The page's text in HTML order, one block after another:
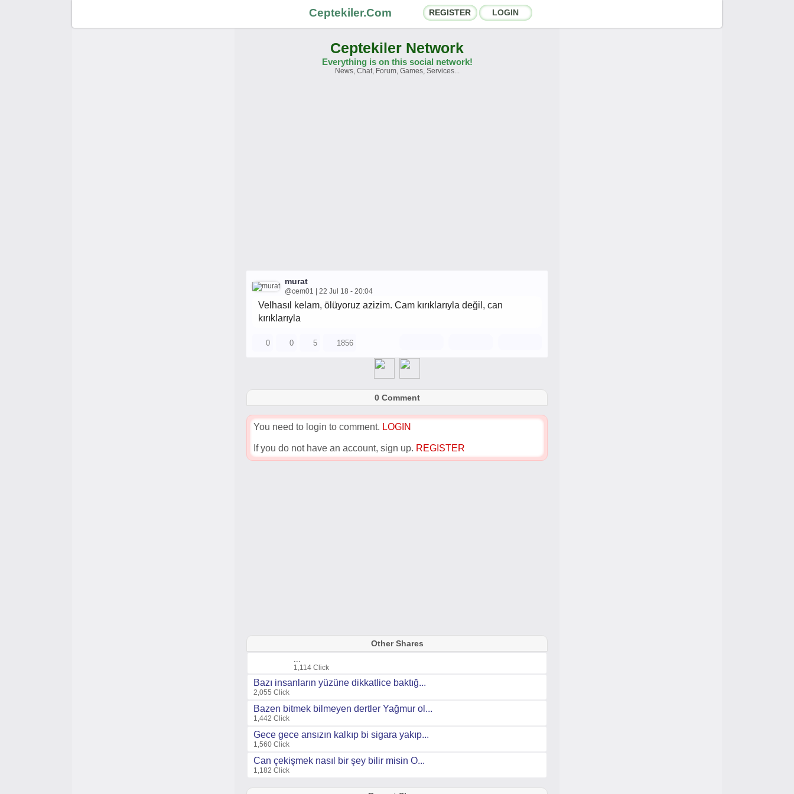
Ceptekiler.Com REGISTER LOGIN
Social Shares
Ceptekiler Network
Everything is on this social network!
News, Chat, Forum, Games, Services...
murat
@cem01 | 22 Jul 18 - 20:04
Velhasıl kelam, ölüyoruz azizim. Cam kırıklarıyla değil, can
kırıklarıyla
0 0 5 1856
0 Comment
You need to login to comment. LOGIN
If you do not have an account, sign up. REGISTER
Other Shares
...
1,114 Click
Bazı insanların yüzüne dikkatlice baktığ...
2,055 Click
Bazen bitmek bilmeyen dertler Yağmur ol...
1,442 Click
Gece gece ansızın kalkıp bi sigara yakıp...
1,560 Click
Can çekişmek nasıl bir şey bilir misin O...
1,182 Click